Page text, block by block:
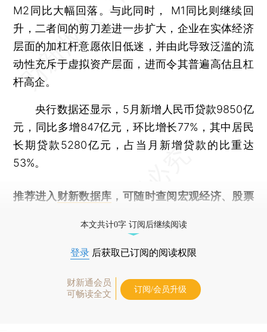
M2同比大幅回落。与此同时， M1同比则继续回
升，二者间的剪刀差进一步扩大，企业在实体经济
层面的加杠杆意愿依旧低迷，并由此导致泛滥的流
动性充斥于虚拟资产层面，进而令其普遍高估且杠
杆高企。
央行数据还显示，5月新增人民币贷款9850亿
元，同比多增847亿元，环比增长77%，其中居民
长期贷款5280亿元，占当月新增贷款的比重达
53%。
推荐进入 财新数据库 ，可随时查阅宏观经济、股票
本文共计0字 订阅后继续阅读
登录 后获取已订阅的阅读权限
财新通会员
可畅读全文
订阅/会员升级